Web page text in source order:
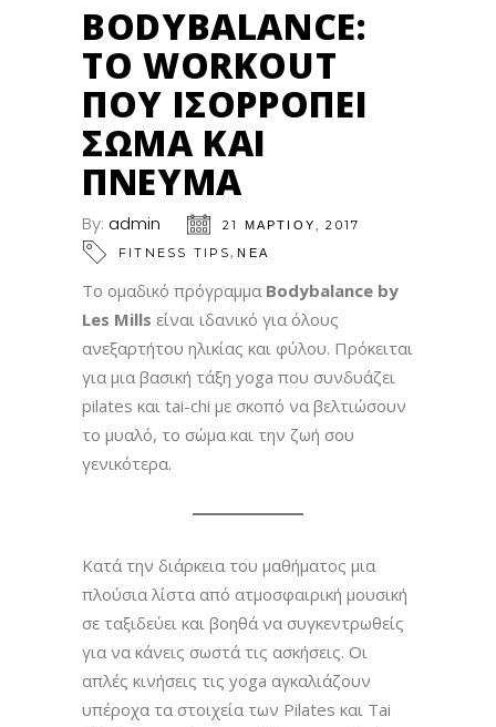
BODYBALANCE:
ΤΟ WORKOUT
ΠΟΥ ΙΣΟΡΡΟΠΕΊ
ΣΏΜΑ ΚΑΙ
ΠΝΕΎΜΑ
By: admin
21 ΜΑΡΤΊΟΥ, 2017
FITNESS TIPS,ΝΕΑ
Το ομαδικό πρόγραμμα Bodybalance by
Les Mills είναι ιδανικό για όλους
ανεξαρτήτου ηλικίας και φύλου. Πρόκειται
για μια βασική τάξη yoga που συνδυάζει
pilates και tai-chi με σκοπό να βελτιώσουν
το μυαλό, το σώμα και την ζωή σου
γενικότερα.
Κατά την διάρκεια του μαθήματος μια
πλούσια λίστα από ατμοσφαιρική μουσική
σε ταξιδεύει και βοηθά να συγκεντρωθείς
για να κάνεις σωστά τις ασκήσεις. Οι
απλές κινήσεις τις yoga αγκαλιάζουν
υπέροχα τα στοιχεία των Pilates και Tai